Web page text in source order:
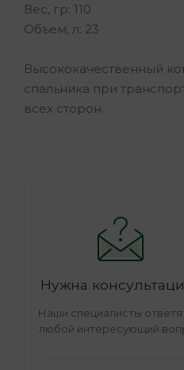
Вес, гр: 110
Объем, л: 23
Высококачественный
спальника при
всех сторон.
Нужна
Наши специалисты
любой интересующий